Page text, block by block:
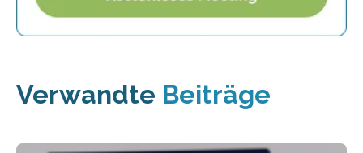
Verwandte Beiträge